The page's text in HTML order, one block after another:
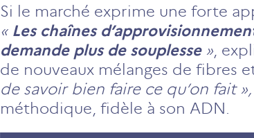
Si le marché exprime une forte
« Les chaînes
demande plus de souplesse »,
de nouveaux mélanges de fibres
de savoir bien faire ce qu’on fait »,
méthodique, fidèle à son ADN.